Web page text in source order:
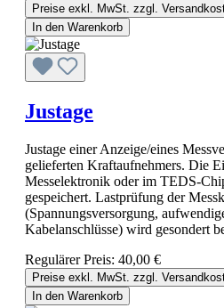
Preise exkl. MwSt. zzgl.
In den Warenkorb
Justage
Justage einer Anzeige/eines
gelieferten Kraftaufnehmers. Die
Messelektronik oder im TEDS-
gespeichert. Lastprüfung der
(Spannungsversorgung,
Kabelanschlüsse) wird gesondert
Regulärer Preis: 40,00 €
Preise exkl. MwSt. zzgl.
In den Warenkorb